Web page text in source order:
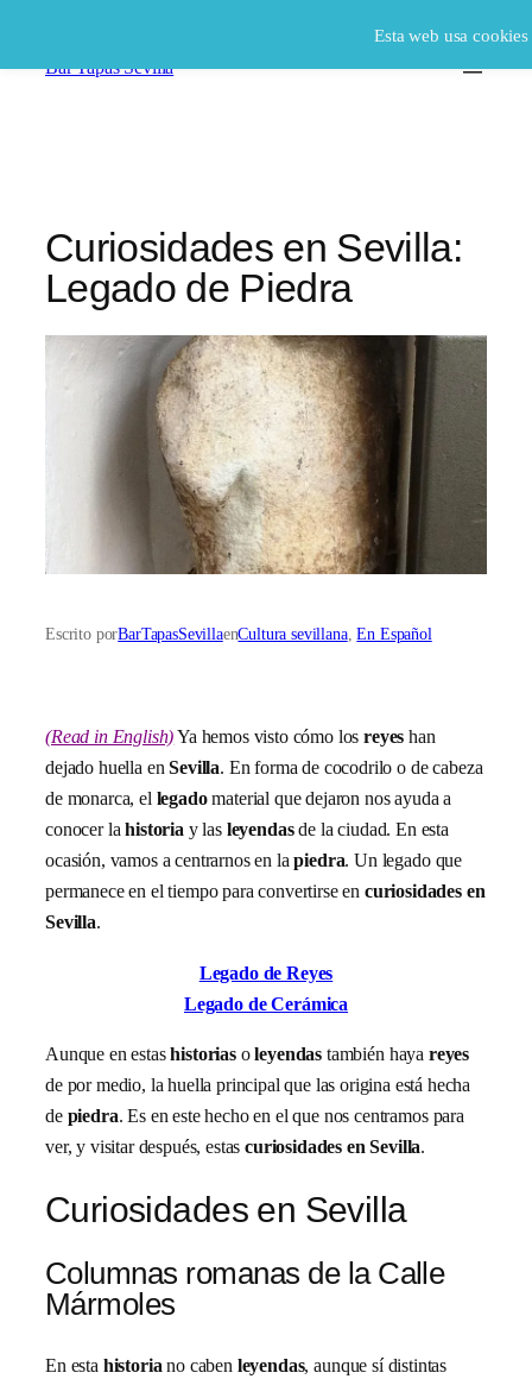
Bar Tapas Sevilla
Curiosidades en Sevilla:
Legado de Piedra
Escrito porBarTapasSevillaenCultura sevillana, En Español
(Read in English)Ya hemos visto cómo losreyes han
dejado huella enSevilla. En forma de cocodrilo o de cabeza
de monarca, el legadomaterial que dejaron nos ayuda a
conocer lahistoriay las leyendasde la ciudad. En esta
ocasión, vamos a centrarnos en lapiedra. Un legado que
permanece en el tiempo para convertirse en curiosidades en
Sevilla.
Legado de Reyes
Legado de Cerámica
Aunque en estashistoriasoleyendas también haya reyes
de por medio, la huella principal que las origina está hecha
de piedra. Es en este hecho en el que nos centramos para
ver, y visitar después, estascuriosidades en Sevilla.
Curiosidades en Sevilla
Columnas romanas de la Calle
Mármoles
En esta historiano caben leyendas, aunque sí distintas
Esta web usa cookies